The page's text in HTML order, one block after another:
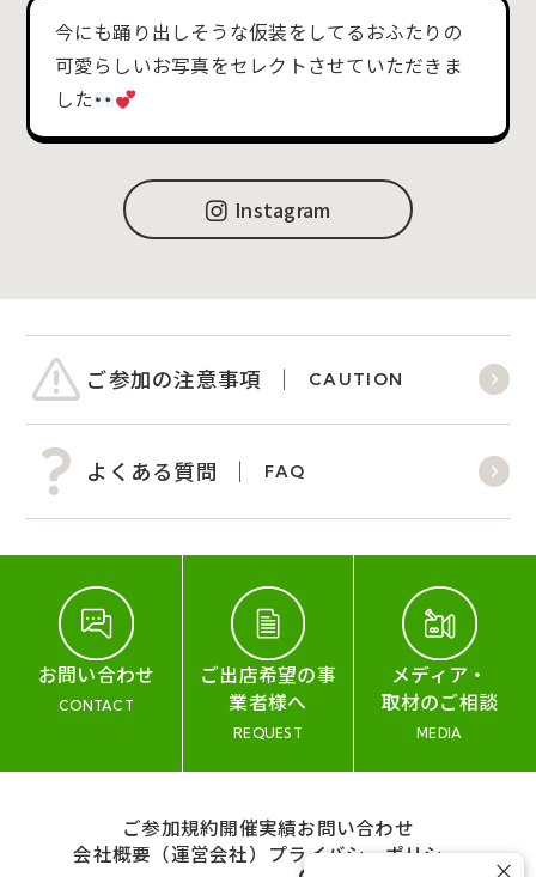
今にも踊り出しそうな仮装をしてるおふたりの
可愛らしいお写真をセレクトさせていただきま
した
Instagram
ご参加の注意事項 CAUTION
よくある質問 FAQ
お問い合わせ
CONTACT
ご出店希望の事
業者様へ
REQUEST
メディア・
取材のご相談
MEDIA
ご参加規約開催実績お問い合わせ
会社概要（運営会社） プライバシーポリシー
×